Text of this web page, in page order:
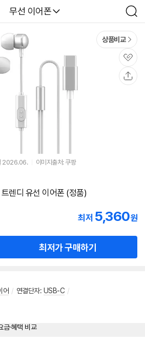
다나와
무선 이어폰
검
색
상품비교
관
심
2026.06. 이미지출처: 쿠팡
렌디 유선 이어폰 (정품)
최저 5,360원
최저가 구매하기
어 / 연결단자: USB-C /